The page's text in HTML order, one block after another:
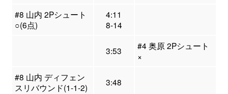
#8 山内 2Pシュート
○(6点)
4:11
8-14
3:53
#4 奥原 2Pシュート
×
#8 山内 ディフェン
スリバウンド(1-1-2)
3:48